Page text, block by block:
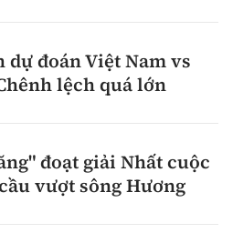
dự đoán Việt Nam vs
lệch quá lớn
đoạt giải Nhất cuộc
vượt sông Hương